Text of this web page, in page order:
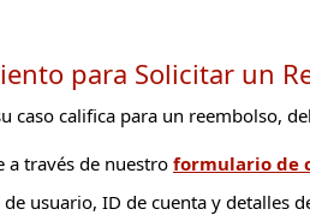
para Solicitar un
caso califica para un reembolso,
a través de nuestro formulario de
usuario, ID de cuenta y detalles